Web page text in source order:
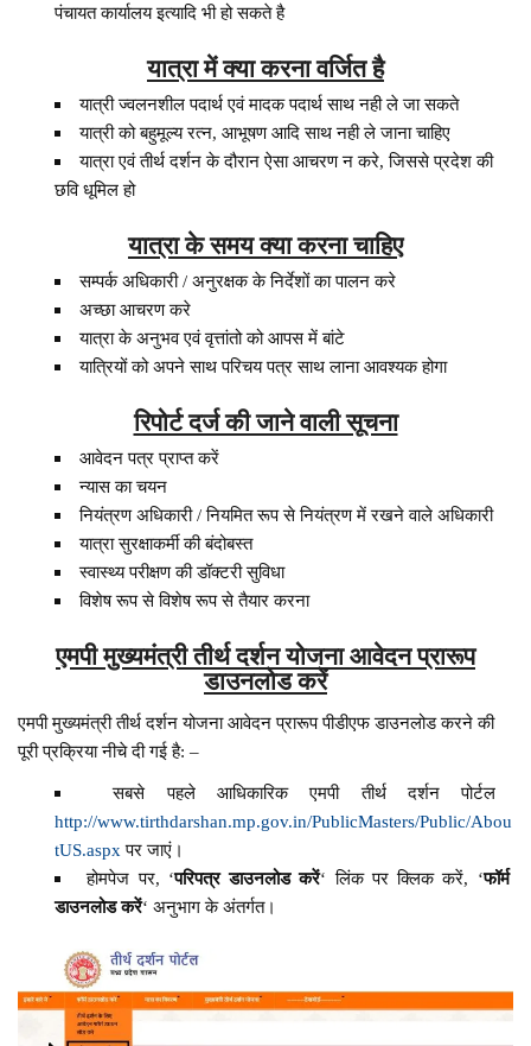
पंचायत कार्यालय इत्यादि भी हो सकते है
यात्रा में क्या करना वर्जित है
यात्री ज्वलनशील पदार्थ एवं मादक पदार्थ साथ नही ले जा सकते
यात्री को बहुमूल्य रत्न, आभूषण आदि साथ नही ले जाना चाहिए
यात्रा एवं तीर्थ दर्शन के दौरान ऐसा आचरण न करे, जिससे प्रदेश की
छवि धूमिल हो
यात्रा के समय क्या करना चाहिए
सम्पर्क अधिकारी / अनुरक्षक के निर्देशों का पालन करे
अच्छा आचरण करे
यात्रा के अनुभव एवं वृत्तांतो को आपस में बांटे
यात्रियों को अपने साथ परिचय पत्र साथ लाना आवश्यक होगा
रिपोर्ट दर्ज की जाने वाली सूचना
आवेदन पत्र प्राप्त करें
न्यास का चयन
नियंत्रण अधिकारी / नियमित रूप से नियंत्रण में रखने वाले अधिकारी
यात्रा सुरक्षाकर्मी की बंदोबस्त
स्वास्थ्य परीक्षण की डॉक्टरी सुविधा
विशेष रूप से विशेष रूप से तैयार करना
एमपी मुख्यमंत्री तीर्थ दर्शन योजना आवेदन प्रारूप
डाउनलोड करें
एमपी मुख्यमंत्री तीर्थ दर्शन योजना आवेदन प्रारूप पीडीएफ डाउनलोड करने की
पूरी प्रक्रिया नीचे दी गई है: –
सबसे पहले आधिकारिक एमपी तीर्थ दर्शन पोर्टल
http://www.tirthdarshan.mp.gov.in/PublicMasters/Public/Abou
tUS.aspx पर जाएं।
होमपेज पर, ‘परिपत्र डाउनलोड करें‘ लिंक पर क्लिक करें, ‘फॉर्म
डाउनलोड करें‘ अनुभाग के अंतर्गत।